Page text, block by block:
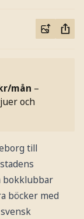
mån –
och
till
bokklubbar
böcker med